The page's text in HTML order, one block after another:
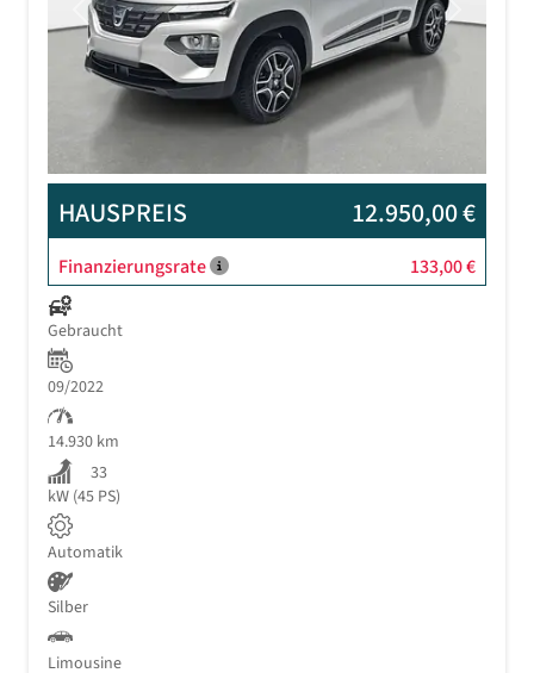
Previous Next
HAUSPREIS 12.950,00 €
Finanzierungsrate 133,00 €
Gebraucht
09/2022
14.930 km
33
kW (45 PS)
Automatik
Silber
Limousine